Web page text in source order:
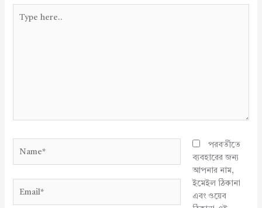
here..
পরবর্তীতে
ব্যবহারের জন্য
আপনার নাম,
ইমেইল ঠিকানা
এবং ওয়েব